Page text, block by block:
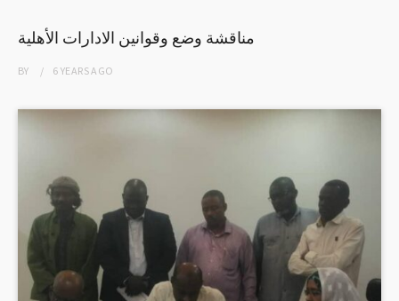
مناقشة وضع وقوانين الادارات الأهلية
BY 6 YEARSAGO